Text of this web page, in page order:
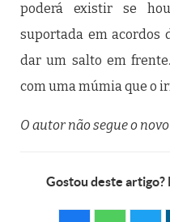
poderá existir se
suportada em acordos
dar um salto em
com uma múmia que o
O autor não segue o
Gostou deste artigo?